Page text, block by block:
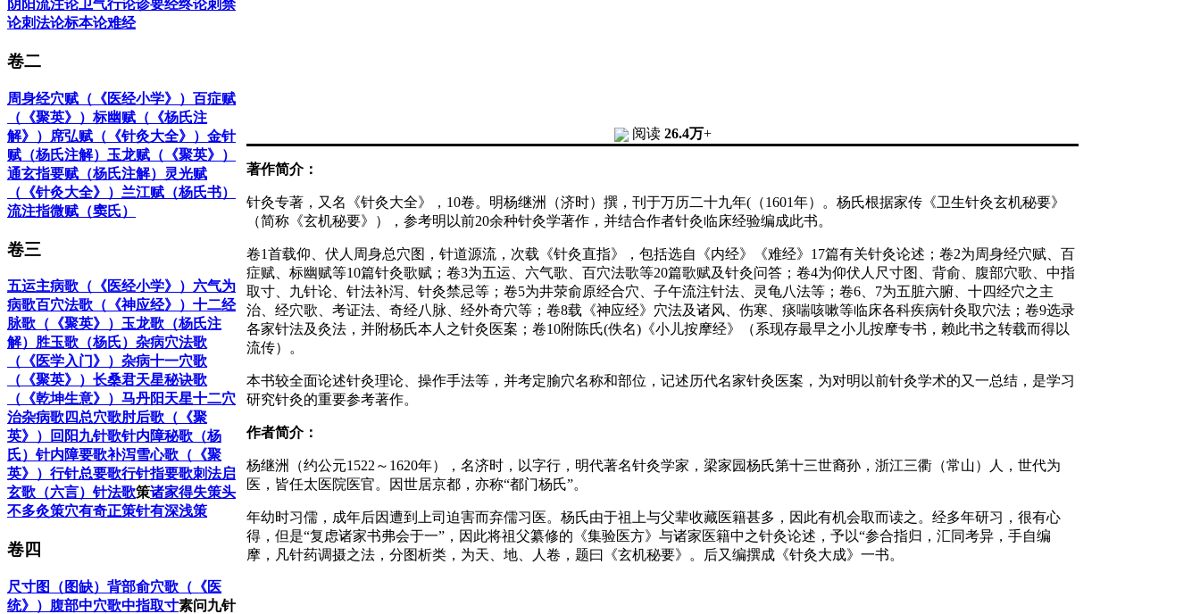
阴阳流注论卫气行论诊要经终论刺禁
论刺法论标本论难经
卷二
周身经穴赋（《医经小学》） 百症赋
（《聚英》） 标幽赋（《杨氏注
解》）
席弘赋（《针灸大全》） 金针
赋（杨氏注解） 玉龙赋（《聚英》）
通玄指要赋（杨氏注解）
灵光赋
（《针灸大全》） 兰江赋（杨氏书）
流注指微赋（窦氏）
卷三
五运主病歌（《医经小学》） 六气为
病歌百穴法歌（《神应经》） 十二经
脉歌（《聚英》） 玉龙歌（杨氏注
解） 胜玉歌（杨氏） 杂病穴法歌
（《医学入门》） 杂病十一穴歌
（《聚英》） 长桑君天星秘诀歌
（《乾坤生意》） 马丹阳天星十二穴
治杂病歌四总穴歌肘后歌（《聚
英》）
回阳九针歌针内障秘歌（杨
氏）针内障要歌补泻雪心歌（《聚
英》） 行针总要歌行针指要歌刺法启
玄歌（六言）针法歌策诸家得失策头
不多灸策穴有奇正策针有深浅策
卷四
尺寸图（图缺） 背部俞穴歌（《医
统》） 腹部中穴歌中指取寸素问九针
阅读 26.4万+
著作简介：
针灸专著，又名《针灸大全》，10卷。明杨继洲（济时）撰，刊于万历二十九年(（1601年）。杨氏根据家传《卫生针灸玄机秘要》
（简称《玄机秘要》），参考明以前20余种针灸学著作，并结合作者针灸临床经验编成此书。
卷1首载仰、伏人周身总穴图，针道源流，次载《针灸直指》，包括选自《内经》《难经》17篇有关针灸论述；卷2为周身经穴赋、百
症赋、标幽赋等10篇针灸歌赋；卷3为五运、六气歌、百穴法歌等20篇歌赋及针灸问答；卷4为仰伏人尺寸图、背俞、腹部穴歌、中指
取寸、九针论、针法补泻、针灸禁忌等；卷5为井荥俞原经合穴、子午流注针法、灵龟八法等；卷6、7为五脏六腑、十四经穴之主
治、经穴歌、考证法、奇经八脉、经外奇穴等；卷8载《神应经》穴法及诸风、伤寒、痰喘咳嗽等临床各科疾病针灸取穴法；卷9选录
各家针法及灸法，并附杨氏本人之针灸医案；卷10附陈氏(佚名)《小儿按摩经》（系现存最早之小儿按摩专书，赖此书之转载而得以
流传）。
本书较全面论述针灸理论、操作手法等，并考定腧穴名称和部位，记述历代名家针灸医案，为对明以前针灸学术的又一总结，是学习
研究针灸的重要参考著作。
作者简介：
杨继洲（约公元1522～1620年），名济时，以字行，明代著名针灸学家，梁家园杨氏第十三世裔孙，浙江三衢（常山）人，世代为
医，皆任太医院医官。因世居京都，亦称“都门杨氏”。
年幼时习儒，成年后因遭到上司迫害而弃儒习医。杨氏由于祖上与父辈收藏医籍甚多，因此有机会取而读之。经多年研习，很有心
得，但是“复虑诸家书弗会于一”，因此将祖父纂修的《集验医方》与诸家医籍中之针灸论述，予以“参合指归，汇同考异，手自编
摩，凡针药调摄之法，分图析类，为天、地、人卷，题曰《玄机秘要》。后又编撰成《针灸大成》一书。